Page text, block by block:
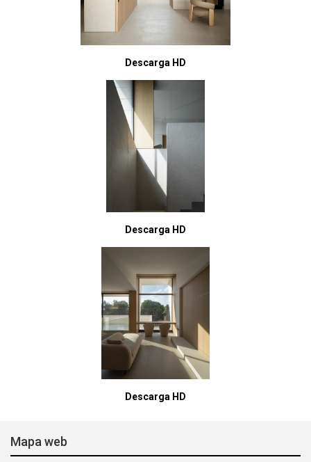
Descarga HD
Descarga HD
Descarga HD
Mapa web